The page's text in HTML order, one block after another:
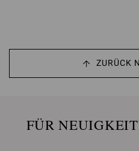
ZURÜCK
FÜR